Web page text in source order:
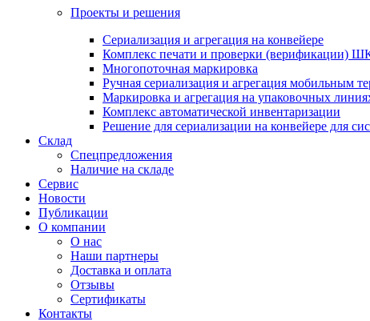
Проекты и решения
Сериализация и агрегация на конвейере
Комплекс печати и проверки (верификации)
Многопоточная маркировка
Ручная сериализация и агрегация мобильным
Маркировка и агрегация на упаковочных
Комплекс автоматической инвентаризации
Решение для сериализации на конвейере для
Склад
Спецпредложения
Наличие на складе
Сервис
Новости
Публикации
О компании
О нас
Наши партнеры
Доставка и оплата
Отзывы
Сертификаты
Контакты